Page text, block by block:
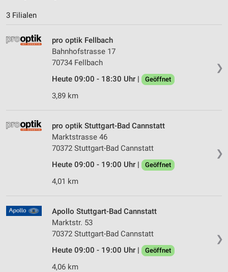
3 Filialen
❯
pro optik Fellbach
Bahnhofstrasse 17
70734 Fellbach
Heute 09:00 - 18:30 Uhr |
Geöffnet
3,89 km
❯
pro optik Stuttgart-Bad Cannstatt
Marktstrasse 46
70372 Stuttgart-Bad Cannstatt
Heute 09:00 - 19:00 Uhr |
Geöffnet
4,01 km
❯
Apollo Stuttgart-Bad Cannstatt
Marktstr. 53
70372 Stuttgart-Bad Cannstatt
Heute 09:00 - 19:00 Uhr |
Geöffnet
4,06 km